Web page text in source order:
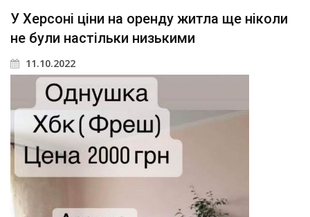
У Херсоні ціни на оренду житла ще ніколи
не були настільки низькими
11.10.2022